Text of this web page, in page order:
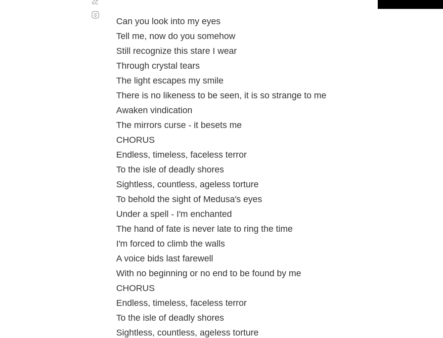
Can you look into my eyes
Tell me, now do you somehow
Still recognize this stare I wear
Through crystal tears
The light escapes my smile
There is no likeness to be seen, it is so strange to me
Awaken vindication
The mirrors curse - it besets me
CHORUS
Endless, timeless, faceless terror
To the isle of deadly shores
Sightless, countless, ageless torture
To behold the sight of Medusa's eyes
Under a spell - I'm enchanted
The hand of fate is never late to ring the time
I'm forced to climb the walls
A voice bids last farewell
With no beginning or no end to be found by me
CHORUS
Endless, timeless, faceless terror
To the isle of deadly shores
Sightless, countless, ageless torture
automático